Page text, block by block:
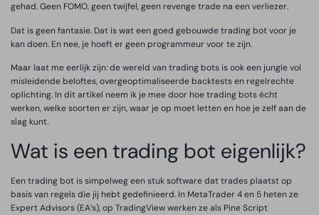
gehad. Geen FOMO, geen twijfel, geen revenge trade na een verliezer.
Dat is geen fantasie. Dat is wat een goed gebouwde trading bot voor je
kan doen. En nee, je hoeft er geen programmeur voor te zijn.
Maar laat me eerlijk zijn: de wereld van trading bots is ook een jungle vol
misleidende beloftes, overgeoptimaliseerde backtests en regelrechte
oplichting. In dit artikel neem ik je mee door hoe trading bots écht
werken, welke soorten er zijn, waar je op moet letten en hoe je zelf aan de
slag kunt.
Wat is een trading bot eigenlijk?
Een trading bot is simpelweg een stuk software dat trades plaatst op
basis van regels die jij hebt gedefinieerd. In MetaTrader 4 en 5 heten ze
Expert Advisors (EA’s), op TradingView werken ze als Pine Script